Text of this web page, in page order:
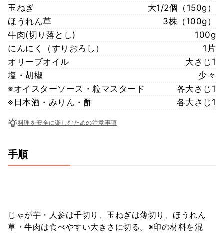
玉ねぎ
大1/2個（150g）
ほうれん草
3株（100g）
牛肉(切り落とし)
100g
にんにく（すりおろし）
1片
オリーブオイル
大さじ1
塩・胡椒
少々
※オイスターソース・粒マスタード
各大さじ1
※日本酒・みりん・酢
各大さじ1
料理を安全に楽しむための注意事項
手順
じゃが芋・人参は千切り、玉ねぎは薄切り、ほうれん
草・牛肉は食べやすい大きさに切る。※印の材料を混